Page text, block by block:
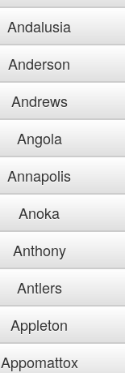
Andalusia
Anderson
Andrews
Angola
Annapolis
Anoka
Anthony
Antlers
Appleton
Appomattox